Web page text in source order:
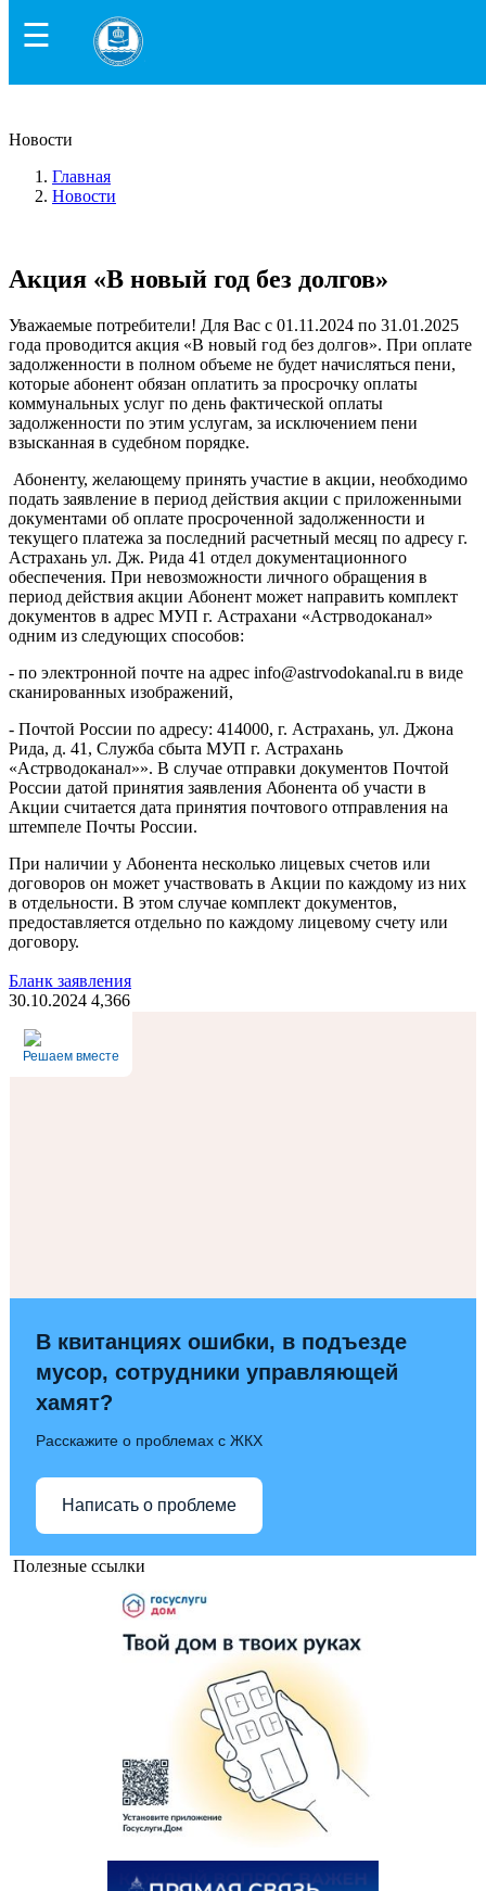
☰
Новости
Главная
Новости
Акция «В новый год без долгов»
Уважаемые потребители! Для Вас с 01.11.2024 по 31.01.2025
года проводится акция «В новый год без долгов». При оплате
задолженности в полном объеме не будет начисляться пени,
которые абонент обязан оплатить за просрочку оплаты
коммунальных услуг по день фактической оплаты
задолженности по этим услугам, за исключением пени
взысканная в судебном порядке.
Абоненту, желающему принять участие в акции, необходимо
подать заявление в период действия акции с приложенными
документами об оплате просроченной задолженности и
текущего платежа за последний расчетный месяц по адресу г.
Астрахань ул. Дж. Рида 41 отдел документационного
обеспечения. При невозможности личного обращения в
период действия акции Абонент может направить комплект
документов в адрес МУП г. Астрахани «Астрводоканал»
одним из следующих способов:
- по электронной почте на адрес info@astrvodokanal.ru в виде
сканированных изображений,
- Почтой России по адресу: 414000, г. Астрахань, ул. Джона
Рида, д. 41, Служба сбыта МУП г. Астрахань
«Астрводоканал»». В случае отправки документов Почтой
России датой принятия заявления Абонента об участи в
Акции считается дата принятия почтового отправления на
штемпеле Почты России.
При наличии у Абонента несколько лицевых счетов или
договоров он может участвовать в Акции по каждому из них
в отдельности. В этом случае комплект документов,
предоставляется отдельно по каждому лицевому счету или
договору.
Бланк заявления
30.10.2024 4,366
Решаем вместе
В квитанциях ошибки, в подъезде
мусор, сотрудники управляющей
хамят?
Расскажите о проблемах с ЖКХ
Написать о проблеме
Полезные ссылки